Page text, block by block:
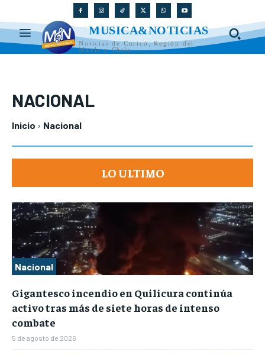
MUSICA&NOTICIAS
Noticias de Curicó, Región del
Maule y Chile
NACIONAL
Inicio Nacional
LO ULTIMO
Nacional
Gigantesco incendio en Quilicura continúa
activo tras más de siete horas de intenso
combate
5 de agosto de 2026